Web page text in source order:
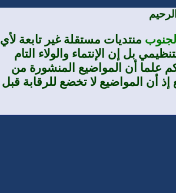
منتديات مستقلة غير تابعة لأي
بل إن الإنتماء والولاء التام
علما أن المواضيع المنشورة من
أن المواضيع لا تخضع للرقابة قبل